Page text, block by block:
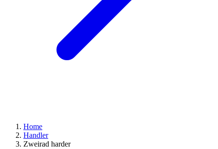
Home
Handler
Zweirad harder